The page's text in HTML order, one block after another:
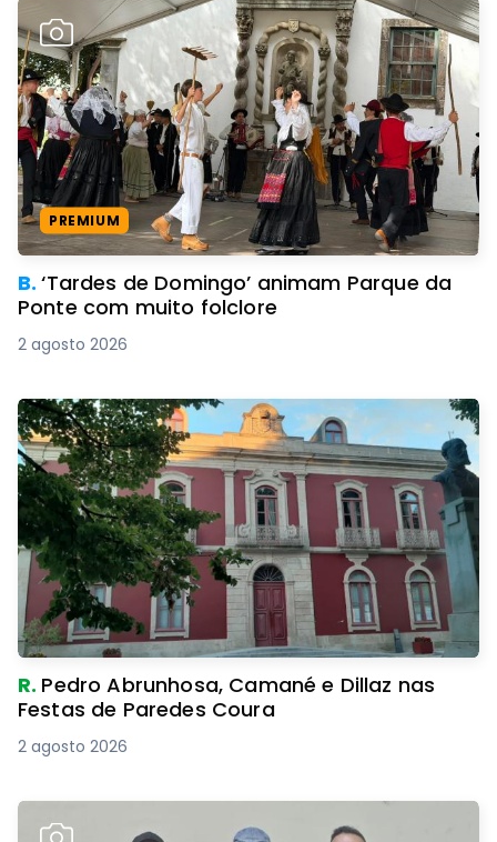
PREMIUM
B.‘Tardes de Domingo’ animam Parque da
Ponte com muito folclore
2 agosto 2026
R. Pedro Abrunhosa, Camané e Dillaz nas
Festas de Paredes Coura
2 agosto 2026